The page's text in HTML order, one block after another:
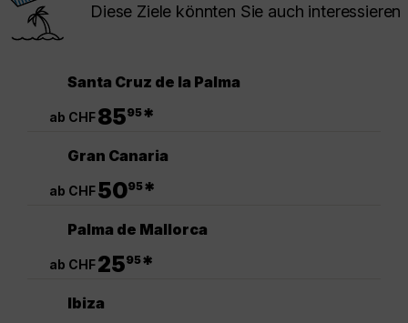
Diese Ziele könnten Sie auch interessieren
Santa Cruz de la Palma
ab CHF8595*
Gran Canaria
ab CHF5095*
Palma de Mallorca
ab CHF2595*
Ibiza